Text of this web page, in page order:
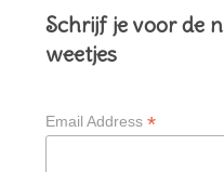
Schrijf je voor de
weetjes
Email Address *